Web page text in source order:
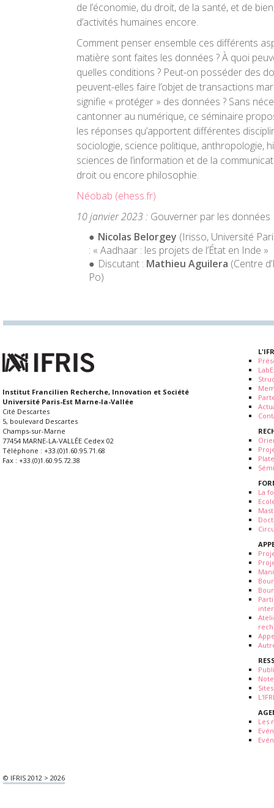
de l’économie, du droit, de la santé, et de
d’activités humaines encore.
Comment penser ensemble ces différents
matière sont faites les données ? À quoi
quelles conditions ? Peut-on posséder des
peuvent-elles faire l’objet de transactions
signifie « protéger » des données ? Sans
cantonner au numérique, ce séminaire
les réponses qu’apportent différentes
sociologie, science politique, anthropologie,
sciences de l’information et de la
droit ou encore philosophie.
Néobab (ehess.fr)
10 janvier 2023 : Gouverner par les données
Nicolas Belorgey (Irisso, Université
: « Aadhaar : les projets de l’État en Inde »
Discutant : Mathieu Aguilera (Centre
Po)
Institut Francilien Recherche, Innovation et Société
Université Paris-Est Marne-la-Vallée
Cité Descartes
5, boulevard Descartes
Champs-sur-Marne
77454 MARNE-LA-VALLÉE Cedex 02
Téléphone : +33.(0)1.60.95.71.68
Fax : +33.(0)1.60.95.72.38
La
Les
© IFRIS 2012 > 2026